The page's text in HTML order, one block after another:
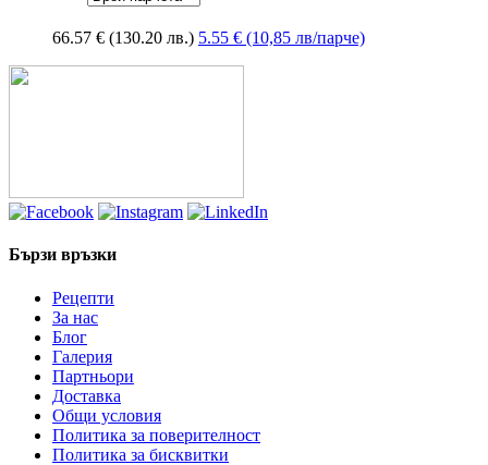
66.57 € (130.20 лв.) 5.55 € (10,85 лв/парче)
Бързи връзки
Рецепти
За нас
Блог
Галерия
Партньори
Доставка
Общи условия
Политика за поверителност
Политика за бисквитки